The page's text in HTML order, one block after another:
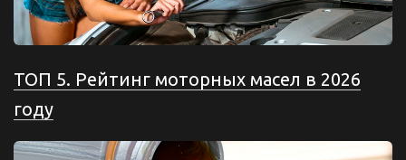
ТОП 5. Рейтинг моторных масел в 2026
году